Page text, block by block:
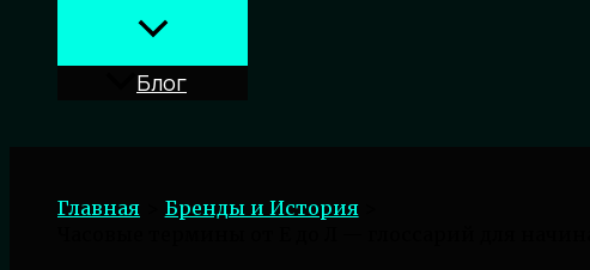
Блог
Главная
Бренды и История